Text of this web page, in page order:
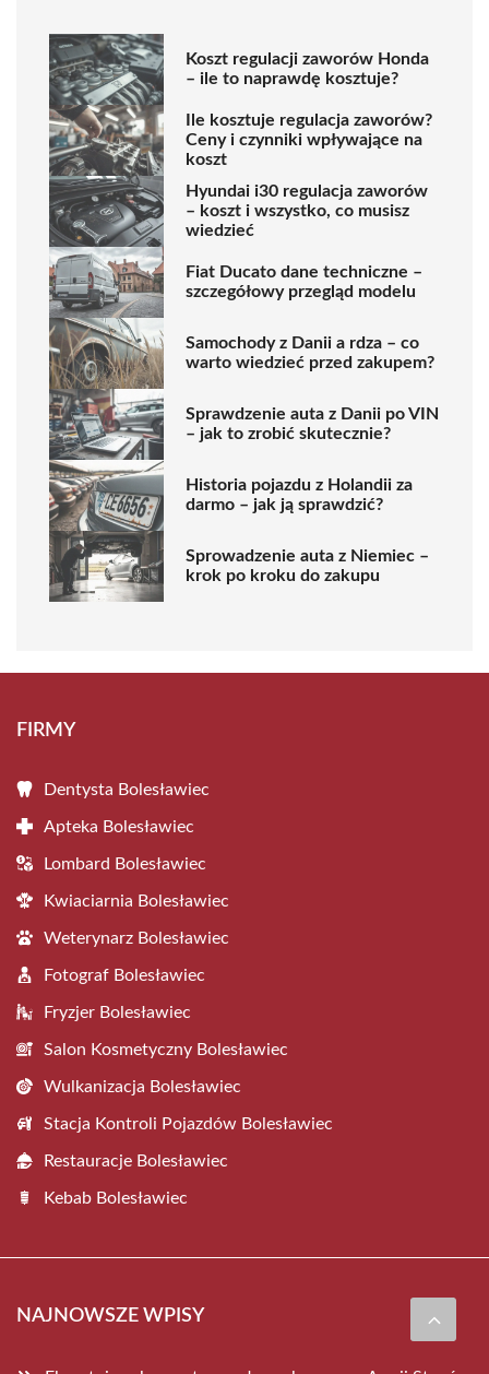
Koszt regulacji zaworów Honda
– ile to naprawdę kosztuje?
Ile kosztuje regulacja zaworów?
Ceny i czynniki wpływające na
koszt
Hyundai i30 regulacja zaworów
– koszt i wszystko, co musisz
wiedzieć
Fiat Ducato dane techniczne –
szczegółowy przegląd modelu
Samochody z Danii a rdza – co
warto wiedzieć przed zakupem?
Sprawdzenie auta z Danii po VIN
– jak to zrobić skutecznie?
Historia pojazdu z Holandii za
darmo – jak ją sprawdzić?
Sprowadzenie auta z Niemiec –
krok po kroku do zakupu
FIRMY
Dentysta Bolesławiec
Apteka Bolesławiec
Lombard Bolesławiec
Kwiaciarnia Bolesławiec
Weterynarz Bolesławiec
Fotograf Bolesławiec
Fryzjer Bolesławiec
Salon Kosmetyczny Bolesławiec
Wulkanizacja Bolesławiec
Stacja Kontroli Pojazdów Bolesławiec
Restauracje Bolesławiec
Kebab Bolesławiec
NAJNOWSZE WPISY